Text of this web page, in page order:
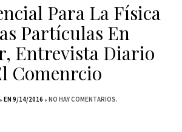
Para La Física
Partículas En
Entrevista Diario
Comenrcio
EN 9/14/2016 NO HAY COMENTARIOS.